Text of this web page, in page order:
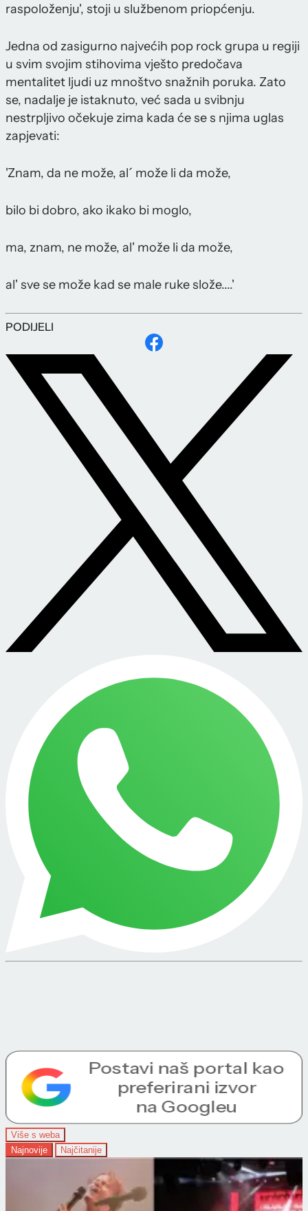
raspoloženju', stoji u službenom priopćenju.
Jedna od zasigurno najvećih pop rock grupa u regiji
u svim svojim stihovima vješto predočava
mentalitet ljudi uz mnoštvo snažnih poruka. Zato
se, nadalje je istaknuto, već sada u svibnju
nestrpljivo očekuje zima kada će se s njima uglas
zapjevati:
'Znam, da ne može, al´ može li da može,
bilo bi dobro, ako ikako bi moglo,
ma, znam, ne može, al' može li da može,
al' sve se može kad se male ruke slože....'
PODIJELI
Više s weba
Najnovije
Najčitanije